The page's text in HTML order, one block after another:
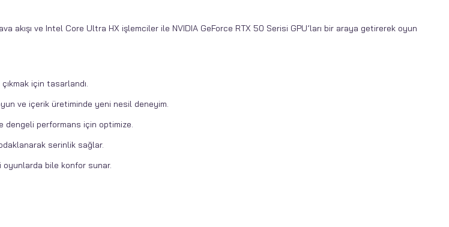
akışı ve Intel Core Ultra HX işlemciler ile NVIDIA GeForce RTX 50 Serisi GPU’ları bir araya getirerek oyun
için tasarlandı.
ve içerik üretiminde yeni nesil deneyim.
dengeli performans için optimize.
serinlik sağlar.
oyunlarda bile konfor sunar.